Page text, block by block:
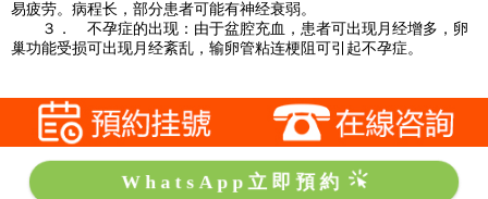
易疲劳。病程长，部分患者可能有神经衰弱。
３． 不孕症的出现：由于盆腔充血，患者可出现月经增多，卵
巢功能受损可出现月经紊乱，输卵管粘连梗阻可引起不孕症。
WhatsApp立即預約